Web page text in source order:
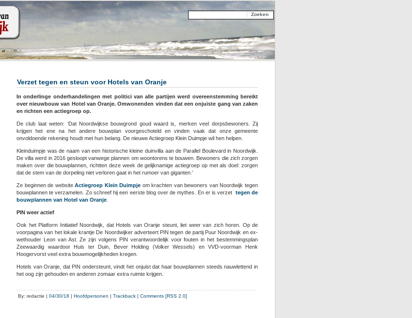
Verzet tegen en steun voor Hotels van Oranje
In onderlinge onderhandelingen met politici van alle partijen werd overeenstemming bereikt
over nieuwbouw van Hotel van Oranje. Omwonenden vinden dat een onjuiste gang van zaken
en richten een actiegroep op.
De club laat weten: ‘Dat Noordwijkse bouwgrond goud waard is, merken veel dorpsbewoners. Zij
krijgen het ene na het andere bouwplan voorgeschoteld en vinden vaak dat onze gemeente
onvoldoende rekening houdt met hun belang. De nieuwe Actiegroep Klein Duimpje wil hen helpen.
Kleinduimpje was de naam van een historische kleine duinvilla aan de Parallel Boulevard in Noordwijk.
De villa werd in 2016 gesloopt vanwege plannen om woontorens te bouwen. Bewoners die zich zorgen
maken over die bouwplannen, richtten deze week de gelijknamige actiegroep op met als doel: zorgen
dat de stem van de dorpeling niet verloren gaat in het rumoer van giganten.’
Ze beginnen de websiteActiegroep Klein Duimpje om krachten van bewoners van Noordwijk tegen
bouwplannen te verzamelen. Zo schreef hij een eerste blog over de mythes. En er is verzet tegen de
bouwplannen van Hotel van Oranje
PIN weer actief
Ook het Platform Initiatief Noordwijk, dat Hotels van Oranje steunt, liet weer van zich horen. Op de
voorpagina van het lokale krantje De Noordwijker adverteert PIN tegen de partij Puur Noordwijk en ex-
wethouder Leon van Ast. Ze zijn volgens PIN verantwoordelijk voor fouten in het bestemmingsplan
Zeewaardig waardoor Huis ter Duin, Bever Holding (Volker Wessels) en VVD-voorman Henk
Hoogervorst veel extra bouwmogelijkheden kregen.
Hotels van Oranje, dat PIN ondersteunt, vindt het onjuist dat haar bouwplannen steeds nauwlettend in
het oog zijn gehouden en anderen zomaar extra ruimte krijgen.
By: redactie | 04/30/18 | Hoofdpersonen | Trackback | Comments [RSS 2.0]